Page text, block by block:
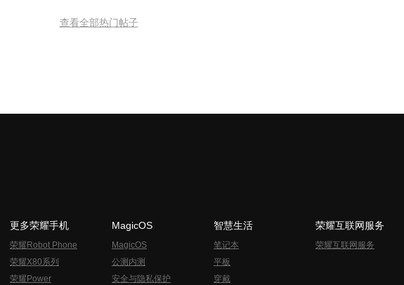
查看全部热门帖子
更多荣耀手机
荣耀Robot Phone
荣耀X80系列
荣耀Power
MagicOS
MagicOS
公测内测
安全与隐私保护
智慧生活
笔记本
平板
穿戴
荣耀互联网服务
荣耀互联网服务